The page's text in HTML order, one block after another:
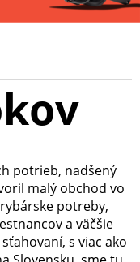
potrieb, nadšený
malý obchod vo
potreby,
a väčšie
s viac ako